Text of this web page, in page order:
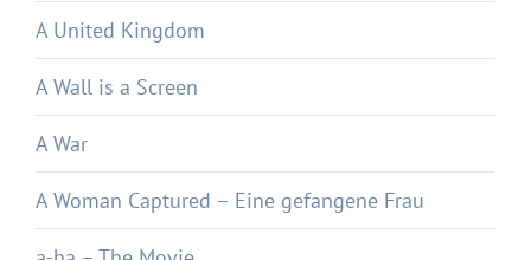
A United Kingdom
A Wall is a Screen
A War
A Woman Captured – Eine gefangene Frau